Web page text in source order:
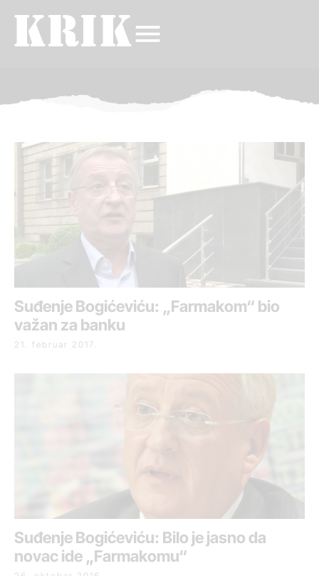
Suđenje Bogićeviću: „Farmakom“ bio
važan za banku
21. februar 2017.
Suđenje Bogićeviću: Bilo je jasno da
novac ide „Farmakomu“